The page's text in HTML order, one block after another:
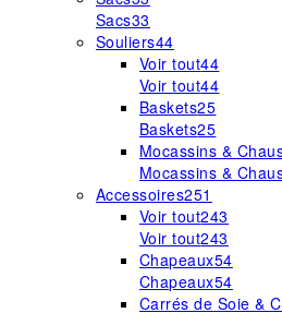
Sacs33
Souliers44
Voir tout44
Voir tout44
Baskets25
Baskets25
Mocassins &
Mocassins &
Accessoires251
Voir tout243
Voir tout243
Chapeaux54
Chapeaux54
Carrés de Soie &